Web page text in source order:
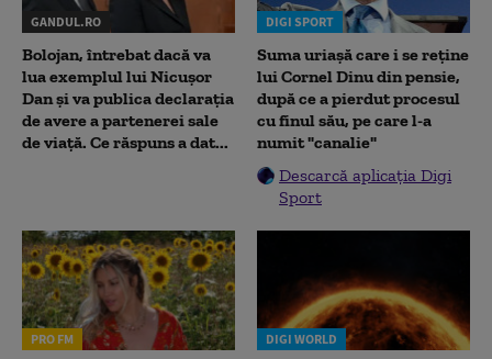
GANDUL.RO
Bolojan, întrebat dacă va
lua exemplul lui Nicușor
Dan și va publica declarația
de avere a partenerei sale
de viață. Ce răspuns a dat...
DIGI SPORT
Suma uriașă care i se reține
lui Cornel Dinu din pensie,
după ce a pierdut procesul
cu finul său, pe care l-a
numit "canalie"
Descarcă aplicația Digi
Sport
PRO FM DIGI WORLD